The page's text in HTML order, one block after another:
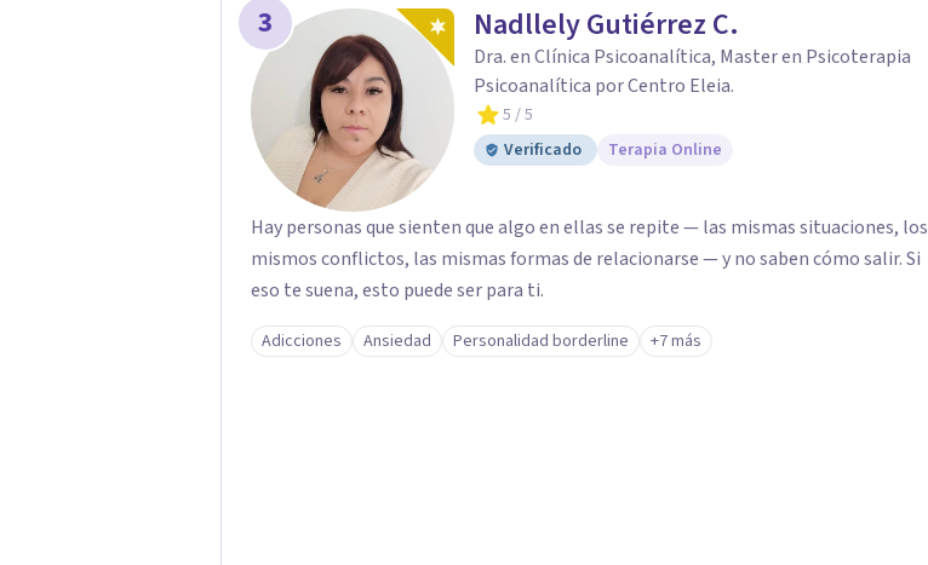
3 Nadllely Gutiérrez C.
Dra. en Clínica Psicoanalítica, Master en Psicoterapia
Psicoanalítica por Centro Eleia.
5 / 5
Verificado
Terapia Online
Hay personas que sienten que algo en ellas se repite — las mismas situaciones, los
mismos conflictos, las mismas formas de relacionarse — y no saben cómo salir. Si
eso te suena, esto puede ser para ti.
Adicciones Ansiedad Personalidad borderline +7 más